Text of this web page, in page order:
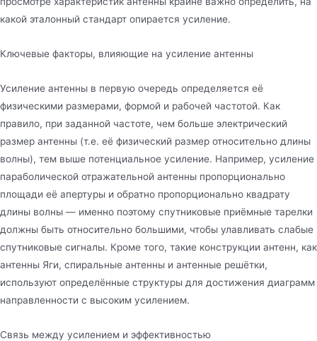
какой эталонный стандарт опирается усиление.
Ключевые факторы, влияющие на усиление антенны
Усиление антенны в первую очередь определяется её
физическими размерами, формой и рабочей частотой. Как
правило, при заданной частоте, чем больше электрический
размер антенны (т.е. её физический размер относительно длины
волны), тем выше потенциальное усиление. Например, усиление
параболической отражательной антенны пропорционально
площади её апертуры и обратно пропорционально квадрату
длины волны — именно поэтому спутниковые приёмные тарелки
должны быть относительно большими, чтобы улавливать слабые
спутниковые сигналы. Кроме того, такие конструкции антенн, как
антенны Яги, спиральные антенны и антенные решётки,
используют определённые структуры для достижения диаграмм
направленности с высоким усилением.
Связь между усилением и эффективностью